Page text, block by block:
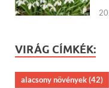
VIRÁG CÍMKÉK:
alacsony növények(42)